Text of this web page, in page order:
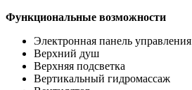
Функциональные возможности
Электронная панель управления
Верхний душ
Верхняя подсветка
Вертикальный гидромассаж